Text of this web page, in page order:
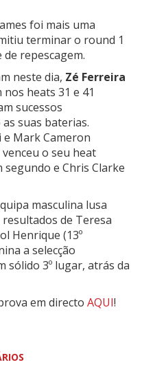
foi mais uma
terminar o round 1
repescagem.
neste dia, Zé Ferreira
nos heats 31 e 41
sucessos
suas baterias.
Mark Cameron
o seu heat
segundo e Chris Clarke
masculina lusa
de Teresa
Henrique (13º
a selecção
sólido 3º lugar, atrás da
em directo AQUI!